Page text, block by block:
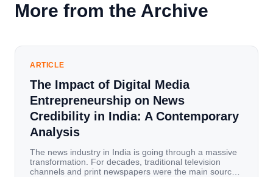
More from the Archive
ARTICLE
The Impact of Digital Media
Entrepreneurship on News
Credibility in India: A Contemporary
Analysis
The news industry in India is going through a massive
transformation. For decades, traditional television
channels and print newspapers were the main sources